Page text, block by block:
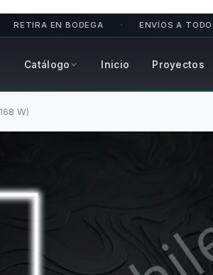
EN BODEGA • ENVÍOS A TODO CHILE
Catálogo Inicio Proyectos
W)